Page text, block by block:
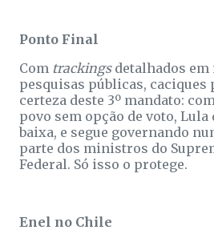
Ponto Final
Com trackingsdetalhados em
pesquisas públicas,
certeza deste 3º mandato:
povo sem opção de voto, Lula
baixa, e segue governando
parte dos ministros do
Federal. Só isso o protege.
Enel no Chile